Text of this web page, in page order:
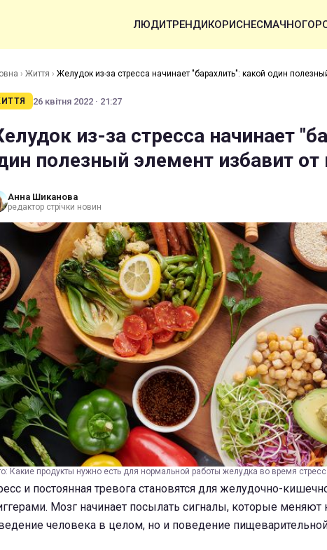
ЛЮДИТРЕНДИКОРИСНЕСМАЧНО
› Життя › Желудок из-за стресса начинает "барахлить": какой один
26 квітня 2022 · 21:27
из-за стресса начинает
полезный элемент избавит
Анна Шиканова
редактор стрічки новин
Какие продукты нужно есть для нормальной работы желудка во время
и постоянная тревога становятся для желудочно-
Мозг начинает посылать сигналы, которые меняют
человека в целом, но и поведение